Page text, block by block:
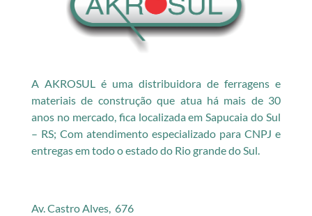
A AKROSUL é uma distribuidora de ferragens e
materiais de construção que atua há mais de 30
anos no mercado, fica localizada em Sapucaia do Sul
– RS; Com atendimento especializado para CNPJ e
entregas em todo o estado do Rio grande do Sul.
Av. Castro Alves, 676